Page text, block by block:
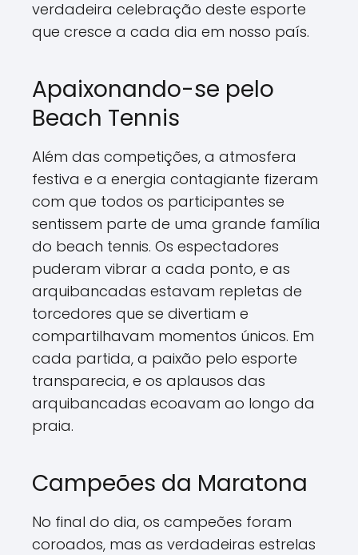
verdadeira celebração deste esporte
que cresce a cada dia em nosso país.
Apaixonando-se pelo
Beach Tennis
Além das competições, a atmosfera
festiva e a energia contagiante fizeram
com que todos os participantes se
sentissem parte de uma grande família
do beach tennis. Os espectadores
puderam vibrar a cada ponto, e as
arquibancadas estavam repletas de
torcedores que se divertiam e
compartilhavam momentos únicos. Em
cada partida, a paixão pelo esporte
transparecia, e os aplausos das
arquibancadas ecoavam ao longo da
praia.
Campeões da Maratona
No final do dia, os campeões foram
coroados, mas as verdadeiras estrelas